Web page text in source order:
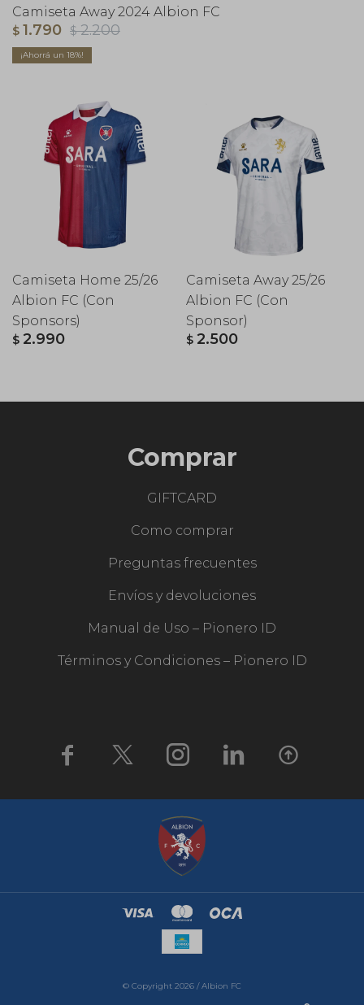
Camiseta Away 2024 Albion FC
$ 1.790 $ 2.200
18
Camiseta Home 25/26
Albion FC (Con
Sponsors)
$ 2.990
Camiseta Away 25/26
Albion FC (Con
Sponsor)
$ 2.500
Comprar
GIFTCARD
Como comprar
Preguntas frecuentes
Envíos y devoluciones
Manual de Uso – Pionero ID
Términos y Condiciones – Pionero ID
    
© Copyright 2026 / Albion FC